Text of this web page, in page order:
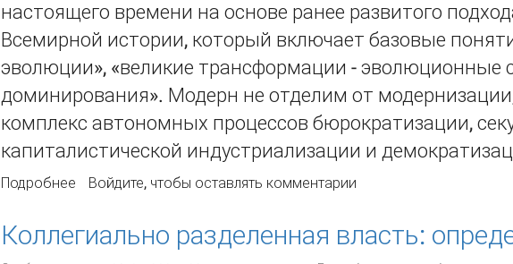
настоящего времени на основе ранее развитого
Всемирной истории, который включает базовые
эволюции», «великие трансформации - эволюционные
доминирования». Модерн не отделим от модернизации,
комплекс автономных процессов бюрократизации,
капиталистической индустриализации и
Подробнее о КОГДА НАЧАЛАСЬ ЭПОХА МОДЕРНА И ЗАКОНЧИЛАСЬ ЛИ ОНА?
Войдите, чтобы оставлять комментарии
Коллегиально разделенная власть: